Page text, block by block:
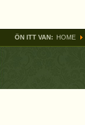
ÖN ITT VAN: HOME